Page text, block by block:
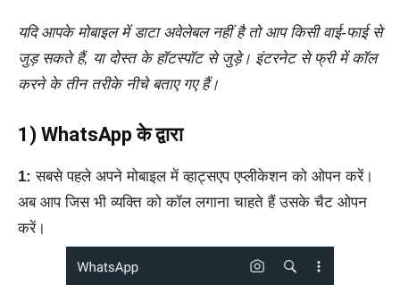
यदि आपके मोबाइल में डाटा अवेलेबल नहीं है तो आप किसी वाई-फाई से
जुड़ सकते हैं, या दोस्त के हॉटस्पॉट से जुड़े। इंटरनेट से फ्री में कॉल
करने के तीन तरीके नीचे बताए गए हैं।
1) WhatsApp के द्वारा
1: सबसे पहले अपने मोबाइल में व्हाट्सएप एप्लीकेशन को ओपन करें।
अब आप जिस भी व्यक्ति को कॉल लगाना चाहते हैं उसके चैट ओपन
करें।